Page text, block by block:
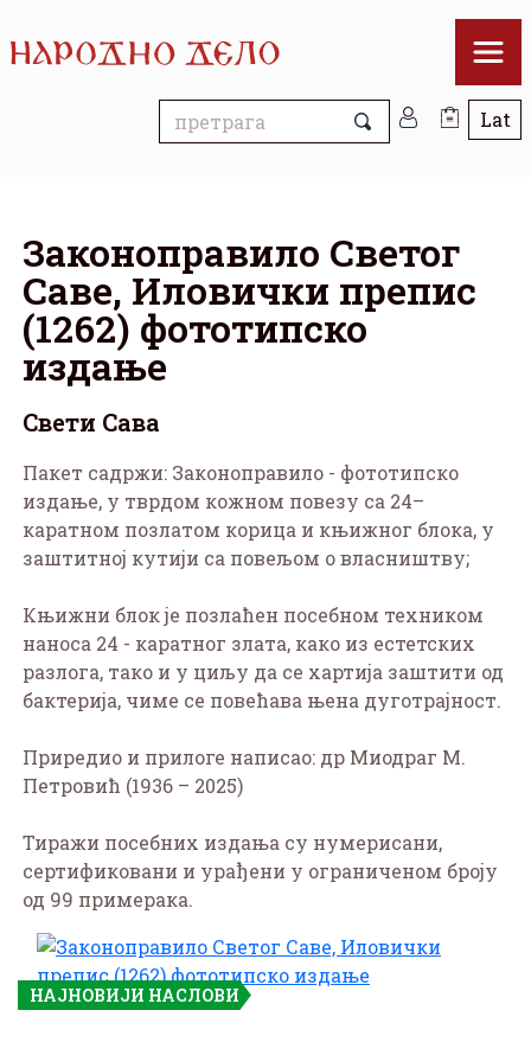
Законоправило Светог
Саве, Иловички препис
(1262) фототипско
издање
Свети Сава
Пакет садржи: Законоправило - фототипско
издање, у тврдом кожном повезу са 24–
каратном позлатом корица и књижног блока, у
заштитној кутији са повељом о власништву;
Књижни блок је позлаћен посебном техником
наноса 24 - каратног злата, како из естетских
разлога, тако и у циљу да се хартија заштити од
бактерија, чиме се повећава њена дуготрајност.
Приредио и прилоге написао: др Миодраг М.
Петровић (1936 – 2025)
Тиражи посебних издања су нумерисани,
сертификовани и урађени у ограниченом броју
од 99 примерака.
НАЈНОВИЈИ НАСЛОВИ